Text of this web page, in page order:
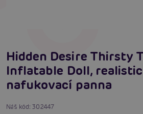
Hidden Desire Thirsty
Inflatable Doll,
nafukovací panna
Náš kód:302447